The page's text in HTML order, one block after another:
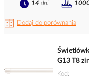
Dodaj do porównania
14 dni 1000
G13 T8
Kod